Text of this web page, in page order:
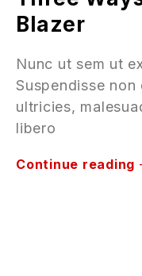
Blazer
Nunc ut sem ut
Suspendisse
ultricies,
libero
Continue reading